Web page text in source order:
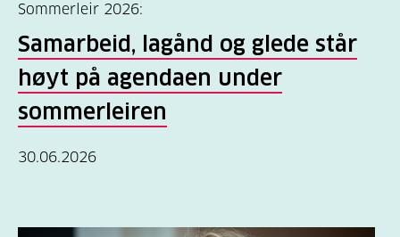
Sommerleir 2026:
Samarbeid, lagånd og glede står
høyt på agendaen under
sommerleiren
30.06.2026